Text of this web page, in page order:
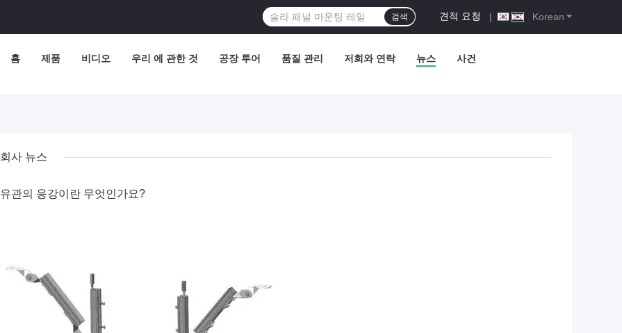
Korean
견적 요청 |
검색
홈 제품 비디오 우리 에 관한 것 공장 투어 품질 관리 저희와 연락 뉴스 사건
회사 뉴스
유관의 응강이란 무엇인가요?